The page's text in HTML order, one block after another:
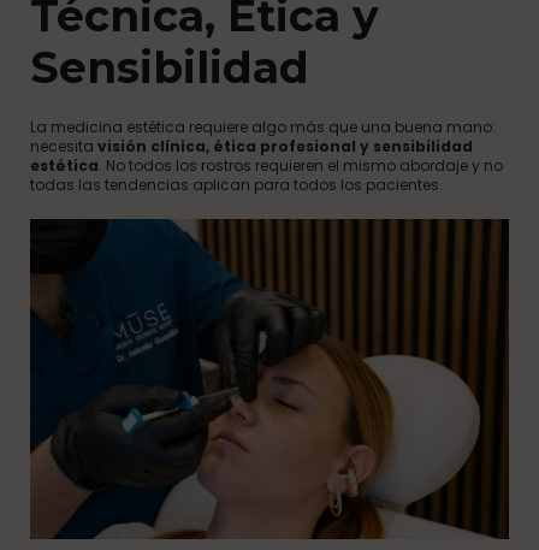
Técnica, Ética y
Sensibilidad
La medicina estética requiere algo más que una buena mano:
necesita visión clínica, ética profesional y sensibilidad
estética. No todos los rostros requieren el mismo abordaje y no
todas las tendencias aplican para todos los pacientes.